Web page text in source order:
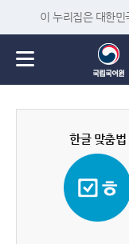
이 누리집은 대한민
한글 맞춤법